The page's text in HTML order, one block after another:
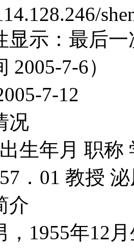
显示：最后
2005-7-6）
7-12
况
生年月 职称
．01 教授
介
，1955年12